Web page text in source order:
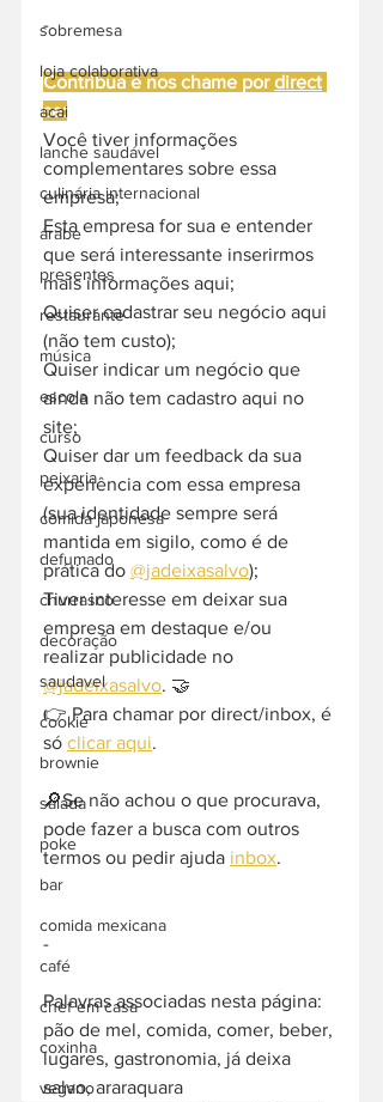
sobremesa
loja colaborativa
acai
lanche saudável
culinária internacional
árabe
presentes
restaurante
música
escola
curso
peixaria
comida japonesa
defumado
churrasco
decoração
saudavel
cookie
brownie
salada
poke
bar
comida mexicana
café
chef em casa
coxinha
vegano
-
Contribua e nos chame por direct
se:
Você tiver informações
complementares sobre essa
empresa;
Esta empresa for sua e entender
que será interessante inserirmos
mais informações aqui;
Quiser cadastrar seu negócio aqui
(não tem custo);
Quiser indicar um negócio que
ainda não tem cadastro aqui no
site;
Quiser dar um feedback da sua
experiência com essa empresa
(sua identidade sempre será
mantida em sigilo, como é de
prática do @jadeixasalvo);
Tiver interesse em deixar sua
empresa em destaque e/ou
realizar publicidade no
@jadeixasalvo. 🤝
👉 Para chamar por direct/inbox, é
só clicar aqui.
🔎Se não achou o que procurava,
pode fazer a busca com outros
termos ou pedir ajuda inbox.
-
Palavras associadas nesta página:
pão de mel, comida, comer, beber,
lugares, gastronomia, já deixa
salvo, araraquara